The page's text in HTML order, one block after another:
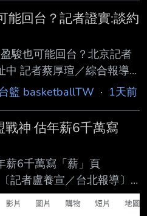
on my iPhone --
是真的沒招放推了？ 還是
--
能回台？記者證實:談約
駿也可能回台？北京記者
中 記者蔡厚瑄／綜合報導
傳將以複數年天價合約加盟
料指出，傳TPBL球隊向
出攬枝，並開出 聯盟歷
返台效力。對此，北京男籃
文回應，證 實雙方合約
據CBA官網資料，陳盈
北汽）的合約已於今年7月
籃 basketballTW · 1天前
戰神 估年薪6千萬寫
薪6千萬寫「薪」頁
者盧養宣／台北報導〕
正式宣布頂尖後衛林庭謙重